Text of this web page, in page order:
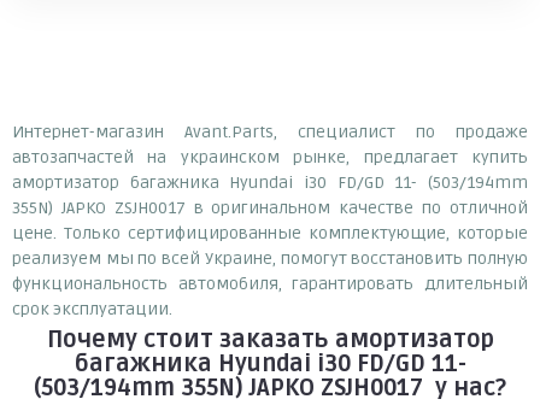
Интернет-магазин Avant.Parts, специалист по продаже
автозапчастей на украинском рынке, предлагает купить
амортизатор багажника Hyundai i30 FD/GD 11- (503/194mm
355N) JAPKO ZSJH0017 в оригинальном качестве по отличной
цене. Только сертифицированные комплектующие, которые
реализуем мы по всей Украине, помогут восстановить полную
функциональность автомобиля, гарантировать длительный
срок эксплуатации.
Почему стоит заказать амортизатор
багажника Hyundai i30 FD/GD 11-
(503/194mm 355N) JAPKO ZSJH0017 у нас?